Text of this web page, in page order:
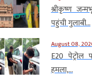
श्रीकृष्ण
पहुंची गुलाबी...
August 08,
E20 पेट्रोल
हमला,...